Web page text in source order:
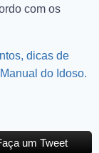
com os
dicas de
do Idoso.
um Tweet